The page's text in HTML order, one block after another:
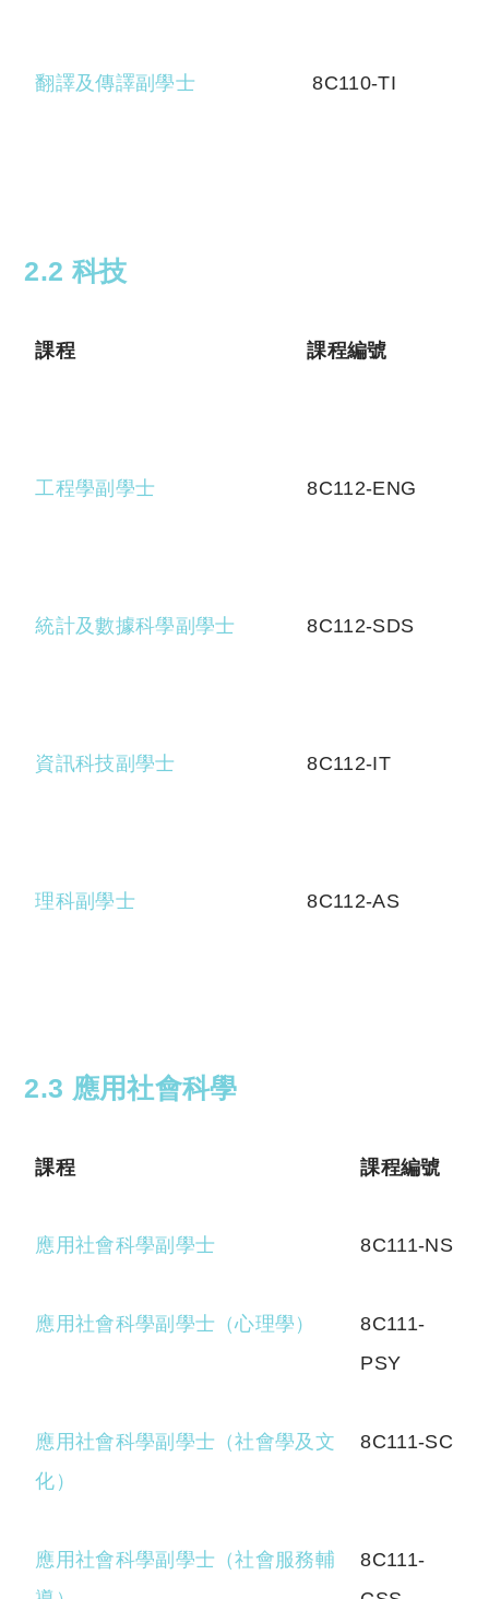
翻譯及傳譯副學士 8C110-TI
2.2 科技
課程 課程編號
工程學副學士 8C112-ENG
統計及數據科學副學士 8C112-SDS
資訊科技副學士 8C112-IT
理科副學士 8C112-AS
2.3 應用社會科學
課程 課程編號
應用社會科學副學士 8C111-NS
應用社會科學副學士（心理學）
8C111-
PSY
應用社會科學副學士（社會學及文
化）
8C111-SC
應用社會科學副學士（社會服務輔
8C111-